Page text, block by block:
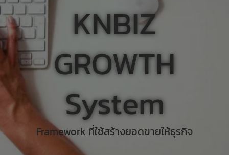
KNBIZ
GROWTH
System
Framework ที่ใช้สร้างยอดขายให้ธุรกิจ